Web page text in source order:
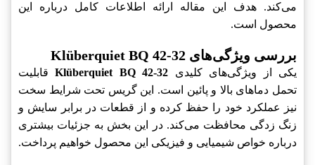
می‌کند. هدف این مقاله ارائه اطلاعات کامل درباره این
محصول است.
بررسی ویژگی‌های Klüberquiet BQ 42-32
یکی از ویژگی‌های کلیدی Klüberquiet BQ 42-32قابلیت
تحمل دماهای بالا و پائین است. این گریس تحت شرایط سخت
نیز عملکرد خود را حفظ کرده و از قطعات در برابر سایش و
زنگ زدگی محافظت می‌کند. در این بخش به جزئیات بیشتری
درباره خواص شیمیایی و فیزیکی این محصول خواهیم پرداخت.